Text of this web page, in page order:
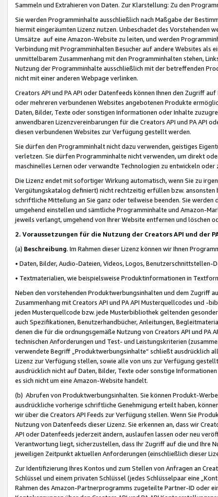
Sammeln und Extrahieren von Daten. Zur Klarstellung: Zu den
Sie werden Programminhalte ausschließlich nach Maßgabe der
hiermit eingeräumten Lizenz nutzen. Unbeschadet des Vorstehenden
Umsätze auf eine Amazon-Website zu leiten, und werden
Verbindung mit Programminhalten Besucher auf andere Websites als
unmittelbarem Zusammenhang mit den Programminhalten stehen,
Nutzung der Programminhalte ausschließlich mit der betreffenden
nicht mit einer anderen Webpage verlinken.
Creators API und PA API oder Datenfeeds können Ihnen den Zugriff
oder mehreren verbundenen Websites angebotenen Produkte
Daten, Bilder, Texte oder sonstigen Informationen oder Inhalte
anwendbaren Lizenzvereinbarungen für die Creators API und PA API
diesen verbundenen Websites zur Verfügung gestellt werden.
Sie dürfen den Programminhalt nicht dazu verwenden, geistiges
verletzen. Sie dürfen Programminhalte nicht verwenden, um direkt
maschinelles Lernen oder verwandte Technologien zu entwickeln
Die Lizenz endet mit sofortiger Wirkung automatisch, wenn Sie zu
Vergütungskatalog definiert) nicht rechtzeitig erfüllen bzw. ansonsten
schriftliche Mitteilung an Sie ganz oder teilweise beenden. Sie werden
umgehend einstellen und sämtliche Programminhalte und Amazon-
jeweils verlangt, umgehend von Ihrer Website entfernen und löschen
2. Voraussetzungen für die Nutzung der Creators API und der
(a) Beschreibung. Im Rahmen dieser Lizenz können wir Ihnen
• Daten, Bilder, Audio-Dateien, Videos, Logos, Benutzerschnittstellen-
• Textmaterialien, wie beispielsweise Produktinformationen in
Neben den vorstehenden Produktwerbungsinhalten und dem Zugriff
Zusammenhang mit Creators API und PA API Musterquellcodes und
jeden Musterquellcode bzw. jede Musterbibliothek geltenden
auch Spezifikationen, Benutzerhandbücher, Anleitungen,
denen die für die ordnungsgemäße Nutzung von Creators API und PA
technischen Anforderungen und Test- und Leistungskriterien
verwendete Begriff „Produktwerbungsinhalte“ schließt ausdrücklich
Lizenz zur Verfügung stellen, sowie alle von uns zur Verfügung
ausdrücklich nicht auf Daten, Bilder, Texte oder sonstige
es sich nicht um eine Amazon-Website handelt.
(b) Abrufen von Produktwerbungsinhalten. Sie können Produkt-
ausdrückliche vorherige schriftliche Genehmigung erteilt haben,
wir über die Creators API Feeds zur Verfügung stellen. Wenn Sie
Nutzung von Datenfeeds dieser Lizenz. Sie erkennen an, dass wir
API oder Datenfeeds jederzeit ändern, auslaufen lassen oder neu
Verantwortung liegt, sicherzustellen, dass Ihr Zugriff auf die und Ihre
jeweiligen Zeitpunkt aktuellen Anforderungen (einschließlich dieser
Zur Identifizierung Ihres Kontos und zum Stellen von Anfragen an
Schlüssel und einem privaten Schlüssel (jedes Schlüsselpaar eine
Rahmen des Amazon-Partnerprogramms zugeteilte Partner-ID oder